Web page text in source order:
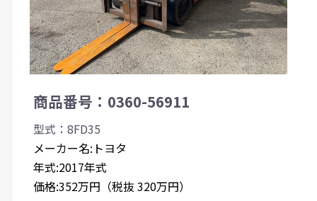
商品番号：0360-56911
型式：8FD35
メーカー名:トヨタ
年式:2017年式
価格:352万円（税抜 320万円）